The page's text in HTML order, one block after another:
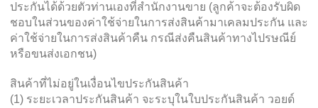
ประกันได้ด้วยตัวท่านเองที่สำนักงานขาย (ลูกค้าจะต้องรับผิด
ชอบในส่วนของค่าใช้จ่ายในการส่งสินค้ามาเคลมประกัน และ
ค่าใช้จ่ายในการส่งสินค้าคืน กรณีส่งคืนสินค้าทางไปรษณีย์
หรือขนส่งเอกชน)
สินค้าที่ไม่อยู่ในเงื่อนไขประกันสินค้า
(1) ระยะเวลาประกันสินค้า จะระบุในใบประกันสินค้า วอยด์